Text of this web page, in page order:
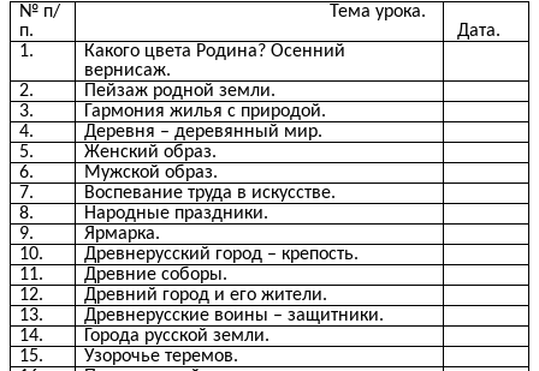
№ п/
п.
Тема урока.
Дата.
1.
Какого цвета Родина? Осенний
вернисаж.
2.
Пейзаж родной земли.
3.
Гармония жилья с природой.
4.
Деревня – деревянный мир.
5.
Женский образ.
6.
Мужской образ.
7.
Воспевание труда в искусстве.
8.
Народные праздники.
9.
Ярмарка.
10.
Древнерусский город – крепость.
11.
Древние соборы.
12.
Древний город и его жители.
13.
Древнерусские воины – защитники.
14.
Города русской земли.
15.
Узорочье теремов.